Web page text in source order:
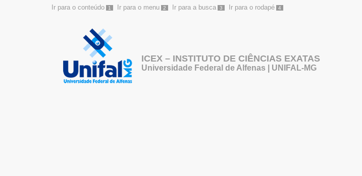
Ir para o conteúdo 1 Ir para o menu 2 Ir para a busca 3 Ir para o rodapé 4
ICEX – INSTITUTO DE CIÊNCIAS EXATAS
Universidade Federal de Alfenas | UNIFAL-MG